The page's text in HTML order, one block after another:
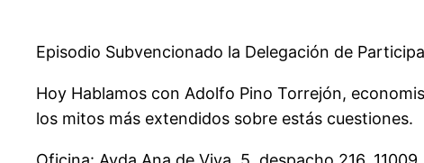
Episodio Subvencionado la Delegación de
Hoy Hablamos con Adolfo Pino Torrejón,
los mitos más extendidos sobre estás cuestiones.